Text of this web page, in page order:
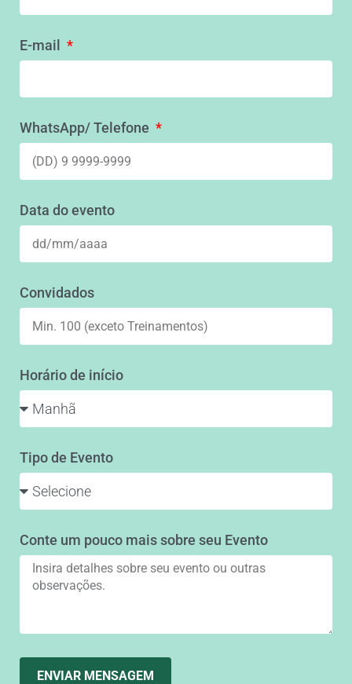
E-mail
WhatsApp/ Telefone
Data do evento
Convidados
Horário de início
Tipo de Evento
Conte um pouco mais sobre seu Evento
ENVIAR MENSAGEM